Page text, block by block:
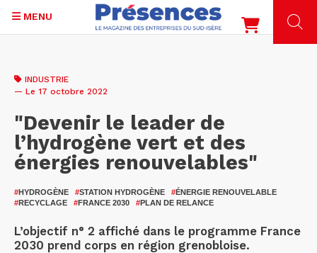
contenu
MENU
INDUSTRIE
— Le 17 octobre 2022
"Devenir le leader de
l’hydrogène vert et des
énergies renouvelables"
#HYDROGÈNE #STATION HYDROGÈNE #ÉNERGIE RENOUVELABLE
#RECYCLAGE #FRANCE 2030 #PLAN DE RELANCE
L’objectif n° 2 affiché dans le programme France
2030 prend corps en région grenobloise.